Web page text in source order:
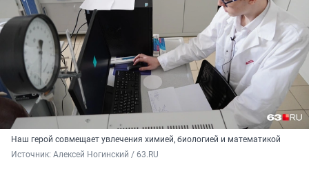
Наш герой совмещает увлечения химией, биологией и математикой
Источник: Алексей Ногинский / 63.RU